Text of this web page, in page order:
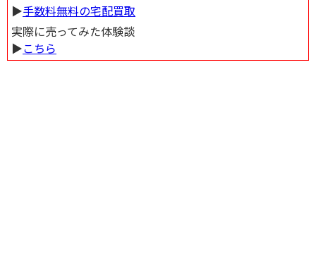
▶︎手数料無料の宅配買取
実際に売ってみた体験談
▶︎こちら